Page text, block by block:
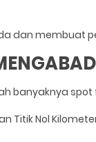
dan membuat
banyaknya
Titik Nol